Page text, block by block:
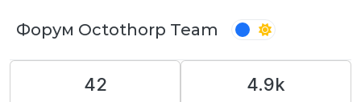
Форум Octothorp Team
42 4.9k